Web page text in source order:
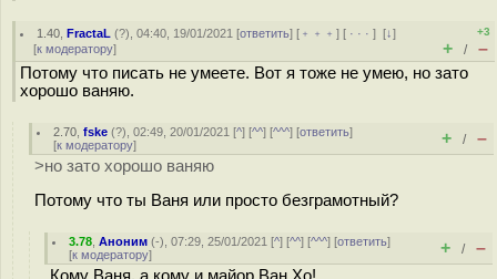
1.40 ,FractaL (?), 04:40, 19/01/2021 [ответить] [ ﹢﹢﹢] [ · · ·][↓]
[к модератору]
+3
+ / –
Потому что писать не умеете. Вот я тоже не умею, но зато
хорошо ваняю.
2.70 ,fske (?), 02:49, 20/01/2021 [^] [^^] [^^^] [ответить]
[к модератору] + / –
>но зато хорошо ваняю
Потому что ты Ваня или просто безграмотный?
3.78 ,Аноним (-), 07:29, 25/01/2021 [^] [^^] [^^^] [ответить]
[к модератору] + / –